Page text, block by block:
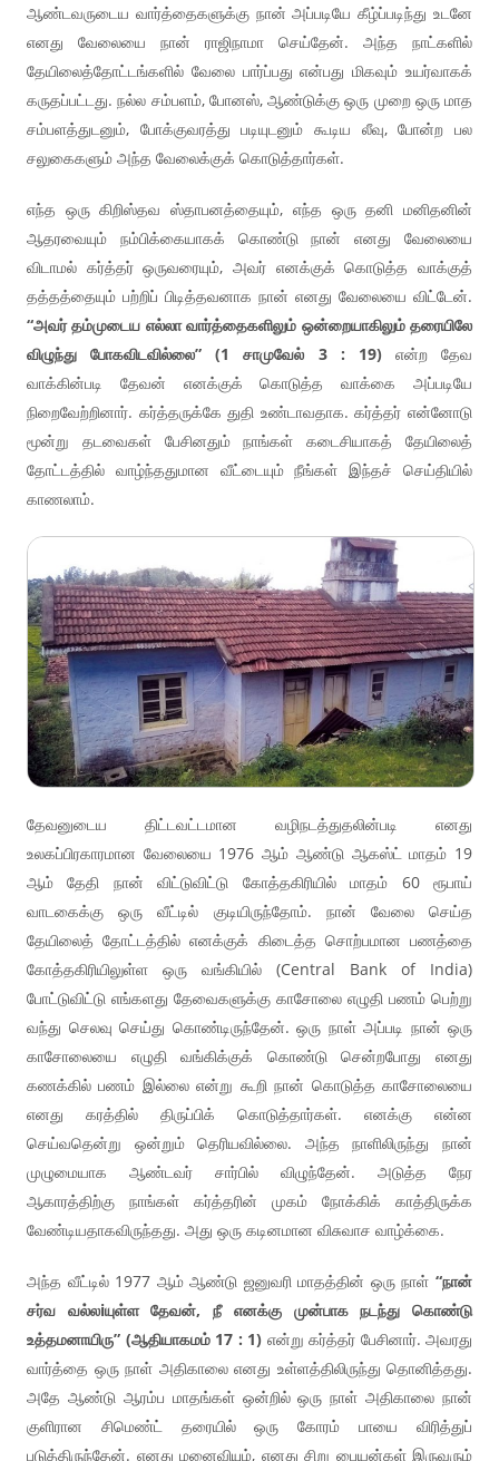
ஆண்டவருடைய வார்த்தைகளுக்கு நான் அப்படியே கீழ்ப்படிந்து உடனே
எனது வேலையை நான் ராஜிநாமா செய்தேன். அந்த நாட்களில்
தேயிலைத்தோட்டங்களில் வேலை பார்ப்பது என்பது மிகவும் உயர்வாகக்
கருதப்பட்டது. நல்ல சம்பளம், போனஸ், ஆண்டுக்கு ஒரு முறை ஒரு மாத
சம்பளத்துடனும், போக்குவரத்து படியுடனும் கூடிய லீவு, போன்ற பல
சலுகைகளும் அந்த வேலைக்குக் கொடுத்தார்கள்.
எந்த ஒரு கிறிஸ்தவ ஸ்தாபனத்தையும், எந்த ஒரு தனி மனிதனின்
ஆதரவையும் நம்பிக்கையாகக் கொண்டு நான் எனது வேலையை
விடாமல் கர்த்தர் ஒருவரையும், அவர் எனக்குக் கொடுத்த வாக்குத்
தத்தத்தையும் பற்றிப் பிடித்தவனாக நான் எனது வேலையை விட்டேன்.
“அவர் தம்முடைய எல்லா வார்த்தைகளிலும் ஒன்றையாகிலும் தரையிலே
விழுந்து போகவிடவில்லை” (1 சாமுவேல் 3 : 19)என்ற தேவ
வாக்கின்படி தேவன் எனக்குக் கொடுத்த வாக்கை அப்படியே
நிறைவேற்றினார். கர்த்தருக்கே துதி உண்டாவதாக. கர்த்தர் என்னோடு
மூன்று தடவைகள் பேசினதும் நாங்கள் கடைசியாகத் தேயிலைத்
தோட்டத்தில் வாழ்ந்ததுமான வீட்டையும் நீங்கள் இந்தச் செய்தியில்
காணலாம்.
தேவனுடைய திட்டவட்டமான வழிநடத்துதலின்படி எனது
உலகப்பிரகாரமான வேலையை 1976 ஆம் ஆண்டு ஆகஸ்ட் மாதம் 19
ஆம் தேதி நான் விட்டுவிட்டு கோத்தகிரியில் மாதம் 60 ரூபாய்
வாடகைக்கு ஒரு வீட்டில் குடியிருந்தோம். நான் வேலை செய்த
தேயிலைத் தோட்டத்தில் எனக்குக் கிடைத்த சொற்பமான பணத்தை
கோத்தகிரியிலுள்ள ஒரு வங்கியில் (Central Bank of India)
போட்டுவிட்டு எங்களது தேவைகளுக்கு காசோலை எழுதி பணம் பெற்று
வந்து செலவு செய்து கொண்டிருந்தேன். ஒரு நாள் அப்படி நான் ஒரு
காசோலையை எழுதி வங்கிக்குக் கொண்டு சென்றபோது எனது
கணக்கில் பணம் இல்லை என்று கூறி நான் கொடுத்த காசோலையை
எனது கரத்தில் திருப்பிக் கொடுத்தார்கள். எனக்கு என்ன
செய்வதென்று ஒன்றும் தெரியவில்லை. அந்த நாளிலிருந்து நான்
முழுமையாக ஆண்டவர் சார்பில் விழுந்தேன். அடுத்த நேர
ஆகாரத்திற்கு நாங்கள் கர்த்தரின் முகம் நோக்கிக் காத்திருக்க
வேண்டியதாகவிருந்தது. அது ஒரு கடினமான விசுவாச வாழ்க்கை.
அந்த வீட்டில் 1977 ஆம் ஆண்டு ஜனுவரி மாதத்தின் ஒரு நாள் “நான்
சர்வ வல்லiயுள்ள தேவன், நீ எனக்கு முன்பாக நடந்து கொண்டு
உத்தமனாயிரு” (ஆதியாகமம் 17 : 1) என்று கர்த்தர் பேசினார். அவரது
வார்த்தை ஒரு நாள் அதிகாலை எனது உள்ளத்திலிருந்து தொனித்தது.
அதே ஆண்டு ஆரம்ப மாதங்கள் ஒன்றில் ஒரு நாள் அதிகாலை நான்
குளிரான சிமெண்ட் தரையில் ஒரு கோரம் பாயை விரித்துப்
படுத்திருந்தேன். எனது மனைவியும், எனது சிறு பையன்கள் இருவரும்